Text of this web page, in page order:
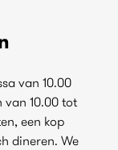
van 10.00
van 10.00 tot
een kop
dineren. We